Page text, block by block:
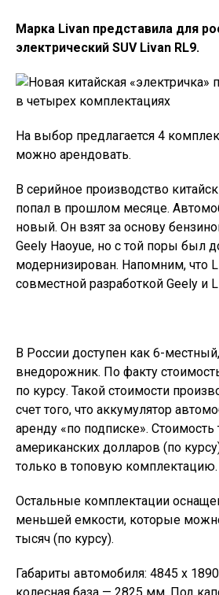
Марка Livan представила для
электрический SUV Livan RL9.
На выбор предлагается 4
можно арендовать.
В серийное производство
попал в прошлом месяце.
новый. Он взят за основу
Geely Haoyue, но с той поры был
модернизирован. Напомним, что
совместной разработкой Geely и
В России доступен как 6-
внедорожник. По факту
по курсу. Такой стоимости
счет того, что аккумулятор
аренду «по подписке».
американских долларов (по
только в топовую комплектацию.
Остальные комплектации
меньшей емкости, которые
тысяч (по курсу).
Габариты автомобиля: 4845 х